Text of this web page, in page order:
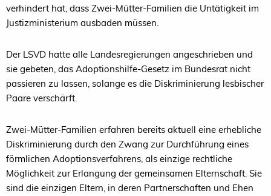
verhindert hat, dass Zwei-Mütter-Familien die Untätigkeit im
Justizministerium ausbaden müssen.
Der LSVD hatte alle Landesregierungen angeschrieben und
sie gebeten, das Adoptionshilfe-Gesetz im Bundesrat nicht
passieren zu lassen, solange es die Diskriminierung lesbischer
Paare verschärft.
Zwei-Mütter-Familien erfahren bereits aktuell eine erhebliche
Diskriminierung durch den Zwang zur Durchführung eines
förmlichen Adoptionsverfahrens, als einzige rechtliche
Möglichkeit zur Erlangung der gemeinsamen Elternschaft. Sie
sind die einzigen Eltern, in deren Partnerschaften und Ehen